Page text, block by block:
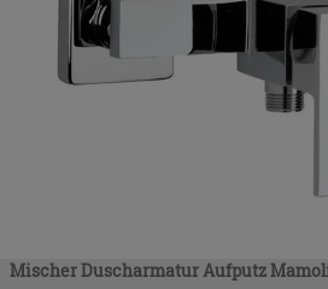
Mischer Duscharmatur Aufputz